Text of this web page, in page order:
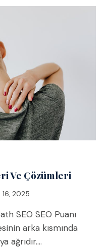
Ve Çözümleri
16, 2025
SEO SEO Puanı
arka kısmında
ağrıdır….